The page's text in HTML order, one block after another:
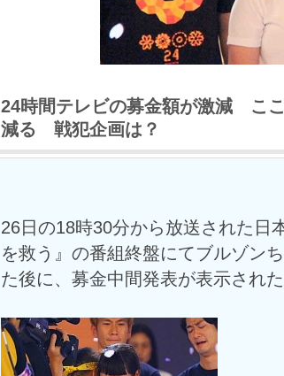
24時間テレビの募金額が激減 こ
減る 戦犯企画は？
26日の18時30分から放送された日
を救う』の番組終盤にてブルゾン
た後に、募金中間発表が表示された